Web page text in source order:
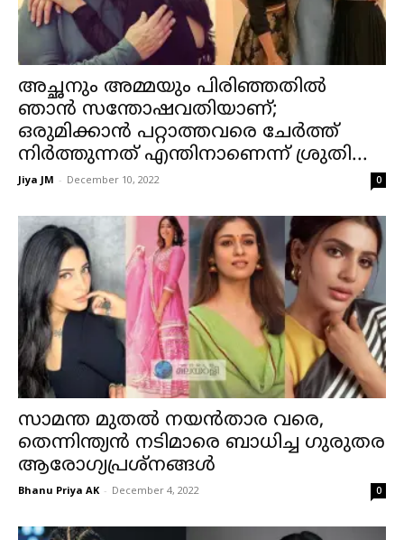
അച്ഛനും അമ്മയും പിരിഞ്ഞതിൽ
ഞാൻ സന്തോഷവതിയാണ്;
ഒരുമിക്കാൻ പറ്റാത്തവരെ ചേർത്ത്
നിർത്തുന്നത് എന്തിനാണെന്ന് ശ്രുതി...
Jiya JM - December 10, 2022 0
സാമന്ത മുതല്‍ നയന്‍താര വരെ,
തെന്നിന്ത്യന്‍ നടിമാരെ ബാധിച്ച ഗുരുതര
ആരോഗ്യപ്രശ്‌നങ്ങള്‍
Bhanu Priya AK - December 4, 2022 0